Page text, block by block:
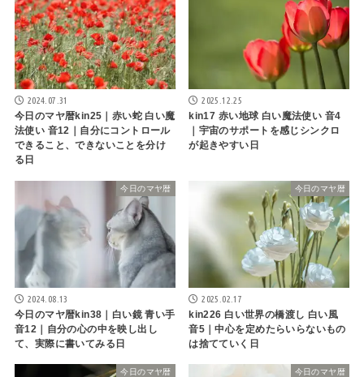
2024.07.31
今日のマヤ暦kin25｜赤い蛇 白い魔
法使い 音12｜自分にコントロール
できること、できないことを分け
る日
2025.12.25
kin17 赤い地球 白い魔法使い 音4
｜宇宙のサポートを感じシンクロ
が起きやすい日
今日のマヤ暦
2024.08.13
今日のマヤ暦kin38｜白い鏡 青い手
音12｜自分の心の中を映し出し
て、実際に書いてみる日
今日のマヤ暦
2025.02.17
kin226 白い世界の橋渡し 白い風
音5｜中心を定めたらいらないもの
は捨てていく日
今日のマヤ暦 今日のマヤ暦